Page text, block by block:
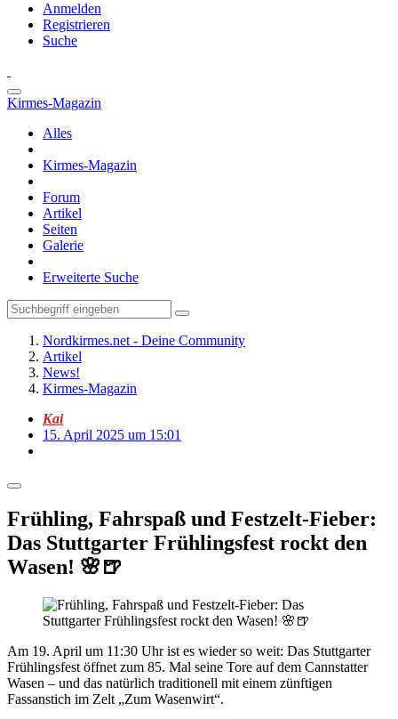
Anmelden
Registrieren
Suche
Kirmes-Magazin
Alles
Kirmes-Magazin
Forum
Artikel
Seiten
Galerie
Erweiterte Suche
Nordkirmes.net - Deine Community
Artikel
News!
Kirmes-Magazin
Kai
15. April 2025 um 15:01
Frühling, Fahrspaß und Festzelt-Fieber:
Das Stuttgarter Frühlingsfest rockt den
Wasen! 🌸🍺
Am 19. April um 11:30 Uhr ist es wieder so weit: Das Stuttgarter
Frühlingsfest öffnet zum 85. Mal seine Tore auf dem Cannstatter
Wasen – und das natürlich traditionell mit einem zünftigen
Fassanstich im Zelt „Zum Wasenwirt“.